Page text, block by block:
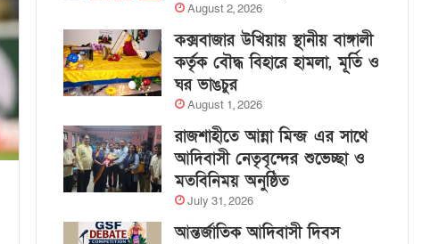
August 2, 2026
কক্সবাজার উখিয়ায় স্থানীয় বাঙ্গালী
কর্তৃক বৌদ্ধ বিহারে হামলা, মূর্তি ও
ঘর ভাঙচুর
August 1, 2026
রাজশাহীতে আন্না মিন্জ এর সাথে
আদিবাসী নেতৃবৃন্দের শুভেচ্ছা ও
মতবিনিময় অনুষ্ঠিত
July 31, 2026
আন্তর্জাতিক আদিবাসী দিবস